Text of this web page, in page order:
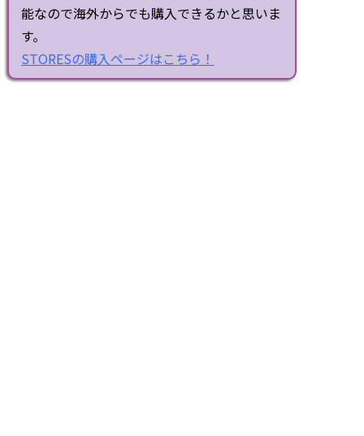
能なので海外からでも購入できるかと思いま
す。
STORESの購入ページはこちら！